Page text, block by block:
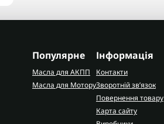
Популярне
Масла для АКПП
Масла для Мотору
Інформація
Контакти
Зворотній зв’язок
Повернення товару
Карта сайту